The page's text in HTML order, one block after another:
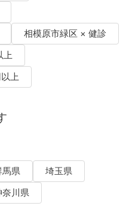
相模原市緑区 × 健診
上
上
馬県
埼玉県
奈川県